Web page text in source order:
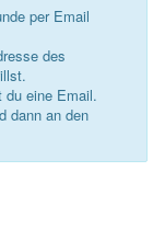
per Email
des
du eine Email.
dann an den